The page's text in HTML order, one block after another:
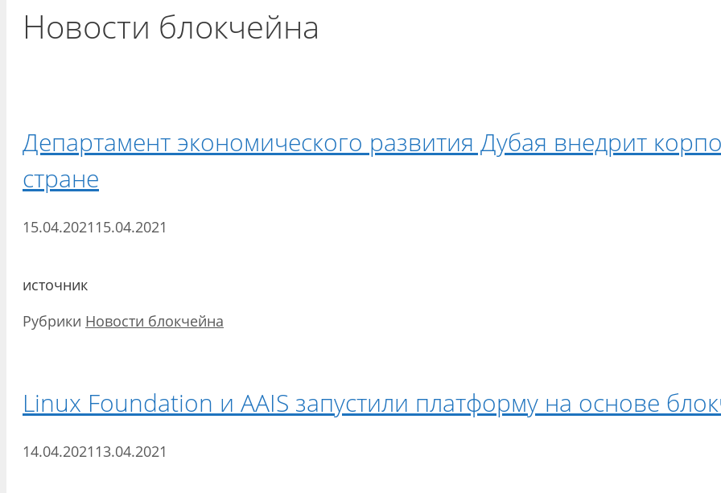
Новости блокчейна
Департамент экономического развития Дубая внедрит
стране
15.04.2021 15.04.2021
источник
Рубрики Новости блокчейна
Linux Foundation и AAIS запустили платформу на основе
14.04.2021 13.04.2021